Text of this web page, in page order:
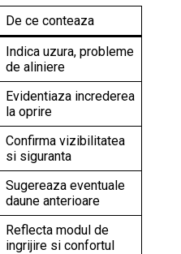
De ce conteaza
Indica uzura, probleme
de aliniere
Evidentiaza increderea
la oprire
Confirma vizibilitatea
si siguranta
Sugereaza eventuale
daune anterioare
Reflecta modul de
ingrijire si confortul